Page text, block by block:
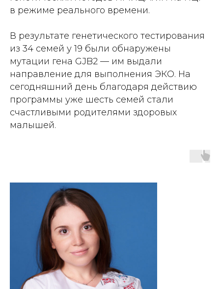
в режиме реального времени.
В результате генетического тестирования
из 34 семей у 19 были обнаружены
мутации гена GJB2 — им выдали
направление для выполнения ЭКО. На
сегодняшний день благодаря действию
программы уже шесть семей стали
счастливыми родителями здоровых
малышей.